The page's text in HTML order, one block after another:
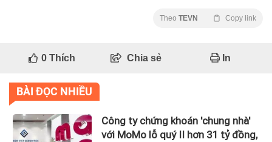
Theo TEVN Copy link
0Thích Chia sẻ In
BÀI ĐỌC NHIỀU
Công ty chứng khoán 'chung nhà'
với MoMo lỗ quý II hơn 31 tỷ đồng,